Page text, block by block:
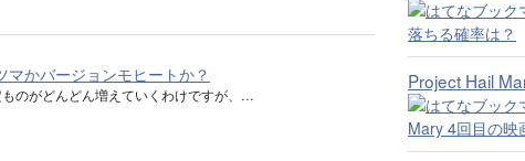
かバージョンモヒートか？
ものがどんどん増えていくわけですが、…
Project Hail